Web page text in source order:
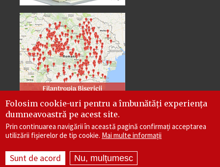
Iașilor | ©reintregirea.ro
Folosim cookie-uri pentru a îmbunătăți experiența
dumneavoastră pe acest site.
Prin continuarea navigării în această pagină confirmați acceptarea
utilizării fișierelor de tip cookie. Mai multe informații
Sunt de acord Nu, mulțumesc